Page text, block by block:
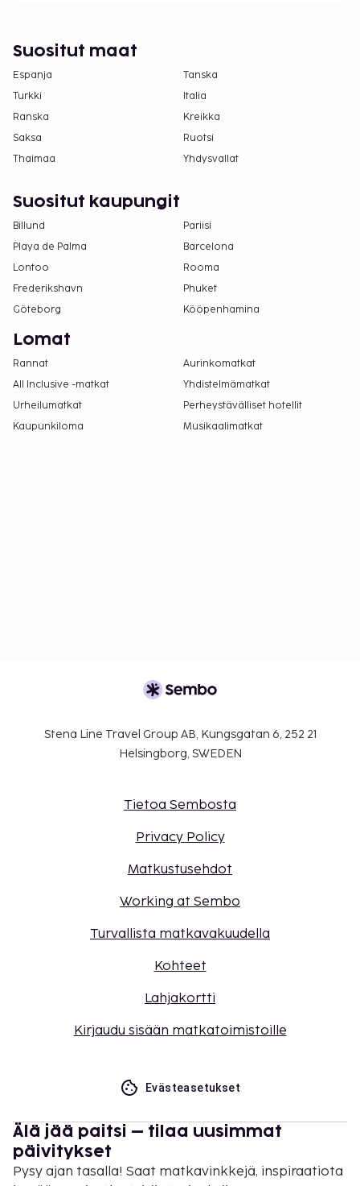
Suositut maat
Espanja
Tanska
Turkki
Italia
Ranska
Kreikka
Saksa
Ruotsi
Thaimaa
Yhdysvallat
Suositut kaupungit
Billund
Pariisi
Playa de Palma
Barcelona
Lontoo
Rooma
Frederikshavn
Phuket
Göteborg
Kööpenhamina
Lomat
Rannat
Aurinkomatkat
All Inclusive -matkat
Yhdistelmämatkat
Urheilumatkat
Perheystävälliset hotellit
Kaupunkiloma
Musikaalimatkat
Stena Line Travel Group AB, Kungsgatan 6, 252 21
Helsingborg, SWEDEN
Tietoa Sembosta
Privacy Policy
Matkustusehdot
Working at Sembo
Turvallista matkavakuudella
Kohteet
Lahjakortti
Kirjaudu sisään matkatoimistoille
Evästeasetukset
Älä jää paitsi – tilaa uusimmat
päivitykset
Pysy ajan tasalla! Saat matkavinkkejä, inspiraatiota